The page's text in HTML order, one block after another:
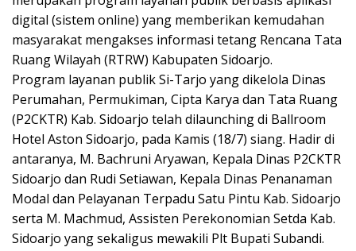
digital (sistem online) yang memberikan kemudahan
masyarakat mengakses informasi tetang Rencana Tata
Ruang Wilayah (RTRW) Kabupaten Sidoarjo.
Program layanan publik Si-Tarjo yang dikelola Dinas
Perumahan, Permukiman, Cipta Karya dan Tata Ruang
(P2CKTR) Kab. Sidoarjo telah dilaunching di Ballroom
Hotel Aston Sidoarjo, pada Kamis (18/7) siang. Hadir di
antaranya, M. Bachruni Aryawan, Kepala Dinas P2CKTR
Sidoarjo dan Rudi Setiawan, Kepala Dinas Penanaman
Modal dan Pelayanan Terpadu Satu Pintu Kab. Sidoarjo
serta M. Machmud, Assisten Perekonomian Setda Kab.
Sidoarjo yang sekaligus mewakili Plt Bupati Subandi.